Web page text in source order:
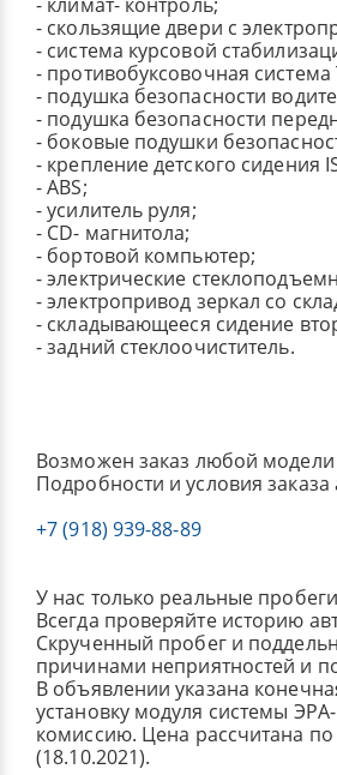
- скользящие двери с
- система курсовой
- противобуксовочная система
- подушка безопасности
- подушка безопасности
- боковые подушки
- крепление детского сидения
- ABS;
- усилитель руля;
- CD- магнитола;
- бортовой компьютер;
- электрические
- электропривод зеркал со
- складывающееся сидение
- задний стеклоочиститель.
Возможен заказ любой
Подробности и условия
+7 (918) 939-88-89
У нас только реальные
Всегда проверяйте историю
Скрученный пробег и
причинами неприятностей и
В объявлении указана
установку модуля системы
комиссию. Цена рассчитана
(18.10.2021).